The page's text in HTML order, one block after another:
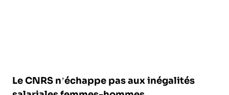
Le CNRS n’échappe pas aux inégalités